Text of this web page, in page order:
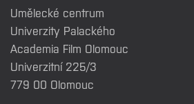
Umělecké centrum
Univerzity Palackého
Academia Film Olomouc
Univerzitní 225/3
779 00 Olomouc